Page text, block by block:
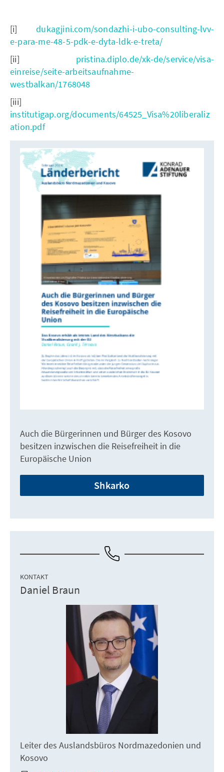
[i]dukagjini.com/sondazhi-i-ubo-consulting-lvv-
e-para-me-48-5-pdk-e-dyta-ldk-e-treta/
[ii] pristina.diplo.de/xk-de/service/visa-
einreise/seite-arbeitsaufnahme-
westbalkan/1768048
[iii]
institutigap.org/documents/64525_Visa%20liberaliz
ation.pdf
Auch die Bürgerinnen und Bürger des Kosovo
besitzen inzwischen die Reisefreiheit in die
Europäische Union
Shkarko
KONTAKT
Daniel Braun
Leiter des Auslandsbüros Nordmazedonien und
Kosovo